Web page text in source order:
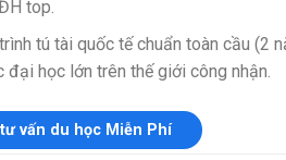
top.
tú tài quốc tế chuẩn toàn cầu (2
học lớn trên thế giới công nhận.
vấn du học Miễn Phí